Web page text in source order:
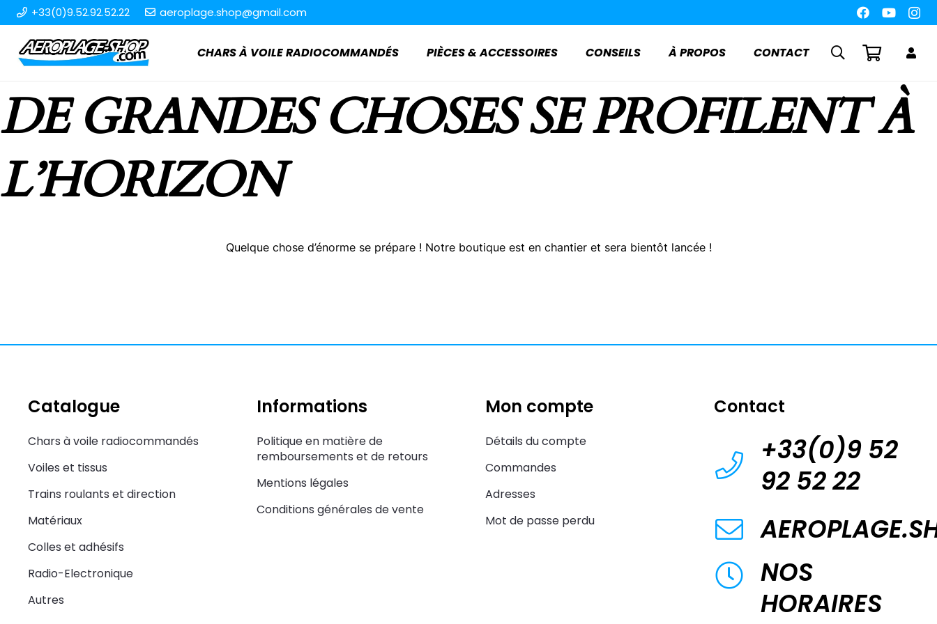
+33(0)9.52.92.52.22 aeroplage.shop@gmail.com
CHARS À VOILE RADIOCOMMANDÉS PIÈCES & ACCESSOIRES CONSEILS À PROPOS CONTACT
DE GRANDES CHOSES SE PROFILENT À
L’HORIZON
Quelque chose d’énorme se prépare ! Notre boutique est en chantier et sera bientôt lancée !
Catalogue
Chars à voile radiocommandés
Voiles et tissus
Trains roulants et direction
Matériaux
Colles et adhésifs
Radio-Electronique
Autres
Informations
Politique en matière de
remboursements et de retours
Mentions légales
Conditions générales de vente
Mon compte
Détails du compte
Commandes
Adresses
Mot de passe perdu
Contact
+33(0)9 52
92 52 22
NOS
HORAIRES